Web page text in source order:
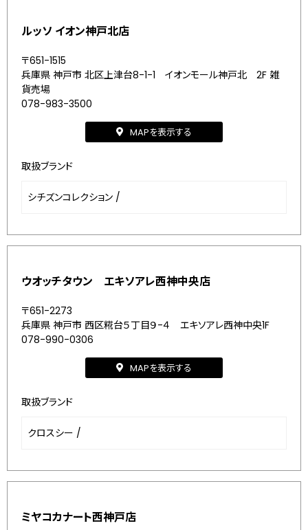
ルッソ イオン神戸北店
〒651-1515
兵庫県 神戸市 北区上津台8-1-1 イオンモール神戸北 2F 雑
貨売場
078-983-3500
MAPを表示する
取扱ブランド
シチズンコレクション /
ウオッチタウン エキソアレ西神中央店
〒651-2273
兵庫県 神戸市 西区糀台５丁目９-４ エキソアレ西神中央1F
078-990-0306
MAPを表示する
取扱ブランド
クロスシー /
ミヤコカナート西神戸店